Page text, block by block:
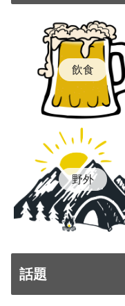
飲食
野外
話題